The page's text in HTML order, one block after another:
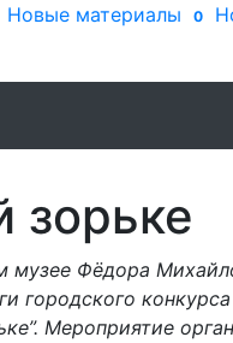
Новые материалы 0
зорьке
музее Фёдора
городского
Мероприятие